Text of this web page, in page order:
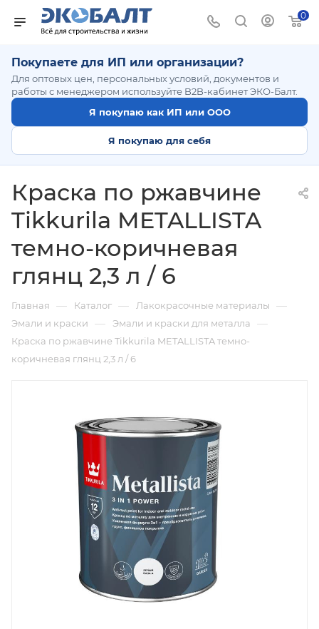
0
Покупаете для ИП или организации?
Для оптовых цен, персональных условий, документов и
работы с менеджером используйте B2B-кабинет ЭКО-Балт.
Я покупаю как ИП или ООО
Я покупаю для себя
Краска по ржавчине
Tikkurila METALLISTA
темно-коричневая
глянц 2,3 л / 6
Главная — Каталог — Лакокрасочные материалы —
Эмали и краски — Эмали и краски для металла —
Краска по ржавчине Tikkurila METALLISTA темно-
коричневая глянц 2,3 л / 6